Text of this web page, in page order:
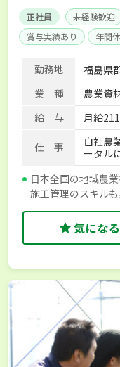
正社員 未経験歓迎
賞与実績あり
年間
産休･育休取得実績あり
勤務地
福島県
業 種
農業資
給 与
月給
仕 事
自社農
ータル
日本全国の地域農
施工管理のスキルも
気になる